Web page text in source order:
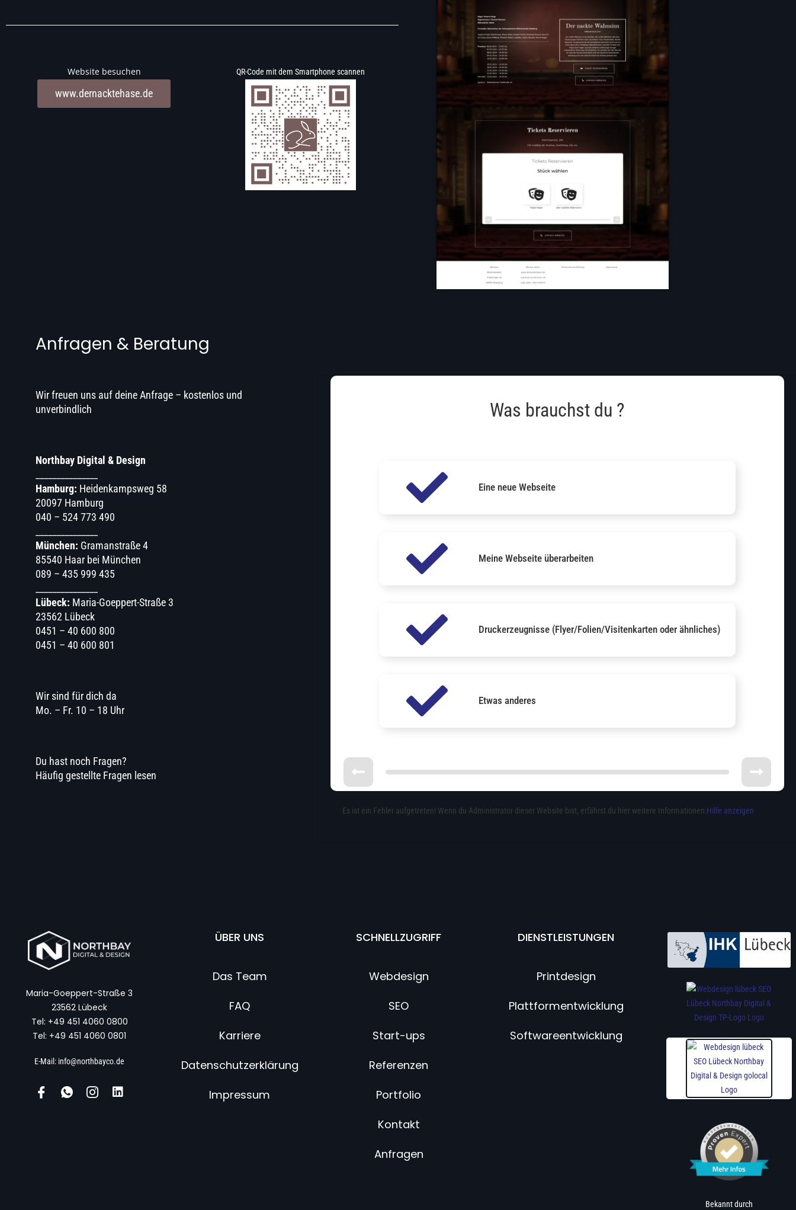
Website besuchen
www.dernacktehase.de
QR-Code mit dem Smartphone scannen
Anfragen & Beratung
Wir freuen uns auf deine Anfrage – kostenlos und
unverbindlich
Northbay Digital & Design
Hamburg: Heidenkampsweg 58
20097 Hamburg
040 – 524 773 490
München: Gramanstraße 4
85540 Haar bei München
089 – 435 999 435
Lübeck: Maria-Goeppert-Straße 3
23562 Lübeck
0451 – 40 600 800
0451 – 40 600 801
Wir sind für dich da
Mo. – Fr. 10 – 18 Uhr
Du hast noch Fragen?
Häufig gestellte Fragen lesen
Was brauchst du ?
Eine neue Webseite
Meine Webseite überarbeiten
Druckerzeugnisse (Flyer/Folien/Visitenkarten oder ähnliches)
Etwas anderes
Es ist ein Fehler aufgetreten! Wenn du Administrator dieser Website bist, erfährst du hier weitere Informationen:Hilfe anzeigen
Maria-Goeppert-Straße 3
23562 Lübeck
Tel: +49 451 4060 0800
Tel: +49 451 4060 0801
E-Mail: info@northbayco.de
ÜBER UNS
Das Team
FAQ
Karriere
Datenschutzerklärung
Impressum
SCHNELLZUGRIFF
Webdesign
SEO
Start-ups
Referenzen
Portfolio
Kontakt
Anfragen
DIENSTLEISTUNGEN
Printdesign
Plattformentwicklung
Softwareentwicklung
Bekannt durch